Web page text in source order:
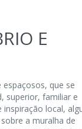
E
que se
superior, familiar e
local,
a muralha de